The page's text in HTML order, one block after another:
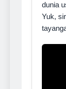
dunia
Yuk,